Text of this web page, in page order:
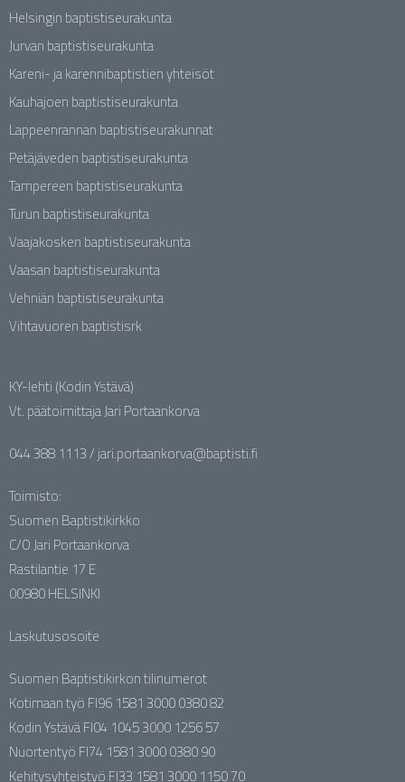
Helsingin baptistiseurakunta
Jurvan baptistiseurakunta
Kareni- ja karennibaptistien yhteisöt
Kauhajoen baptistiseurakunta
Lappeenrannan baptistiseurakunnat
Petäjäveden baptistiseurakunta
Tampereen baptistiseurakunta
Turun baptistiseurakunta
Vaajakosken baptistiseurakunta
Vaasan baptistiseurakunta
Vehniän baptistiseurakunta
Vihtavuoren baptistisrk
KY-lehti (Kodin Ystävä)
Vt. päätoimittaja Jari Portaankorva
044 388 1113 / jari.portaankorva@baptisti.fi
Toimisto:
Suomen Baptistikirkko
C/O Jari Portaankorva
Rastilantie 17 E
00980 HELSINKI
Laskutusosoite
Suomen Baptistikirkon tilinumerot
Kotimaan työ FI96 1581 3000 0380 82
Kodin Ystävä FI04 1045 3000 1256 57
Nuortentyö FI74 1581 3000 0380 90
Kehitysyhteistyö FI33 1581 3000 1150 70